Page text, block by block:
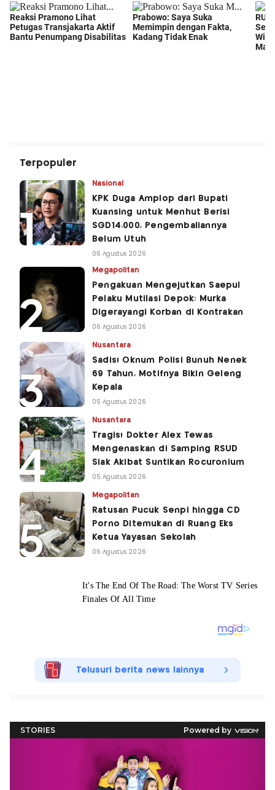
Terpopuler
Nasional
KPK Duga Amplop dari Bupati
Kuansing untuk Menhut Berisi
SGD14.000, Pengembaliannya
Belum Utuh
06 Agustus 2026
Megapolitan
Pengakuan Mengejutkan Saepul
Pelaku Mutilasi Depok: Murka
Digerayangi Korban di Kontrakan
06 Agustus 2026
Nusantara
Sadis! Oknum Polisi Bunuh Nenek
69 Tahun, Motifnya Bikin Geleng
Kepala
05 Agustus 2026
Nusantara
Tragis! Dokter Alex Tewas
Mengenaskan di Samping RSUD
Siak Akibat Suntikan Rocuronium
05 Agustus 2026
Megapolitan
Ratusan Pucuk Senpi hingga CD
Porno Ditemukan di Ruang Eks
Ketua Yayasan Sekolah
06 Agustus 2026
Telusuri berita news lainnya